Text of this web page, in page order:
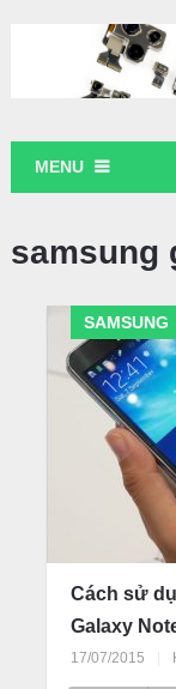
MENU
samsung
SAMSUNG
Cách sử
Galaxy
17/07/2015